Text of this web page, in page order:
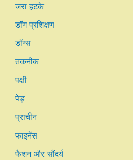
जरा हटके
डॉग प्रशिक्षण
डॉग्स
तकनीक
पक्षी
पेड़
प्राचीन
फाइनेंस
फैशन और सौंदर्य